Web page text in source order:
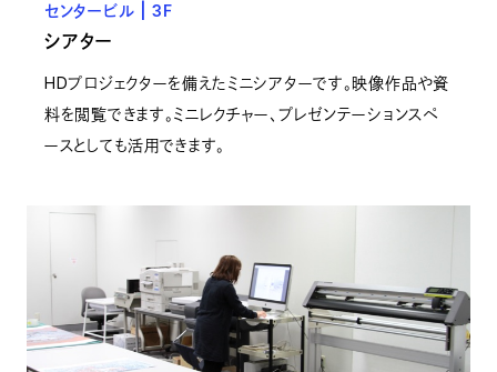
センタービル | 3F
シアター
HDプロジェクターを備えたミニシアターです。映像作品や資
料を閲覧できます。ミニレクチャー、プレゼンテーションスペ
ースとしても活用できます。